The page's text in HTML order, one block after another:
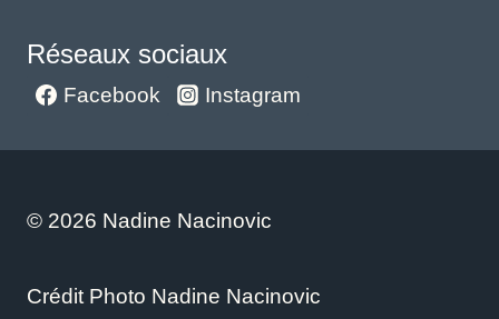
Réseaux sociaux
Facebook Instagram
© 2026 Nadine Nacinovic
Crédit Photo Nadine Nacinovic